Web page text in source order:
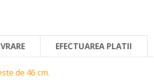
EFECTUAREA PLATII
de 46 cm.